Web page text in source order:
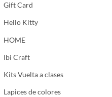
Gift Card
Hello Kitty
HOME
Ibi Craft
Kits Vuelta a clases
Lapices de colores